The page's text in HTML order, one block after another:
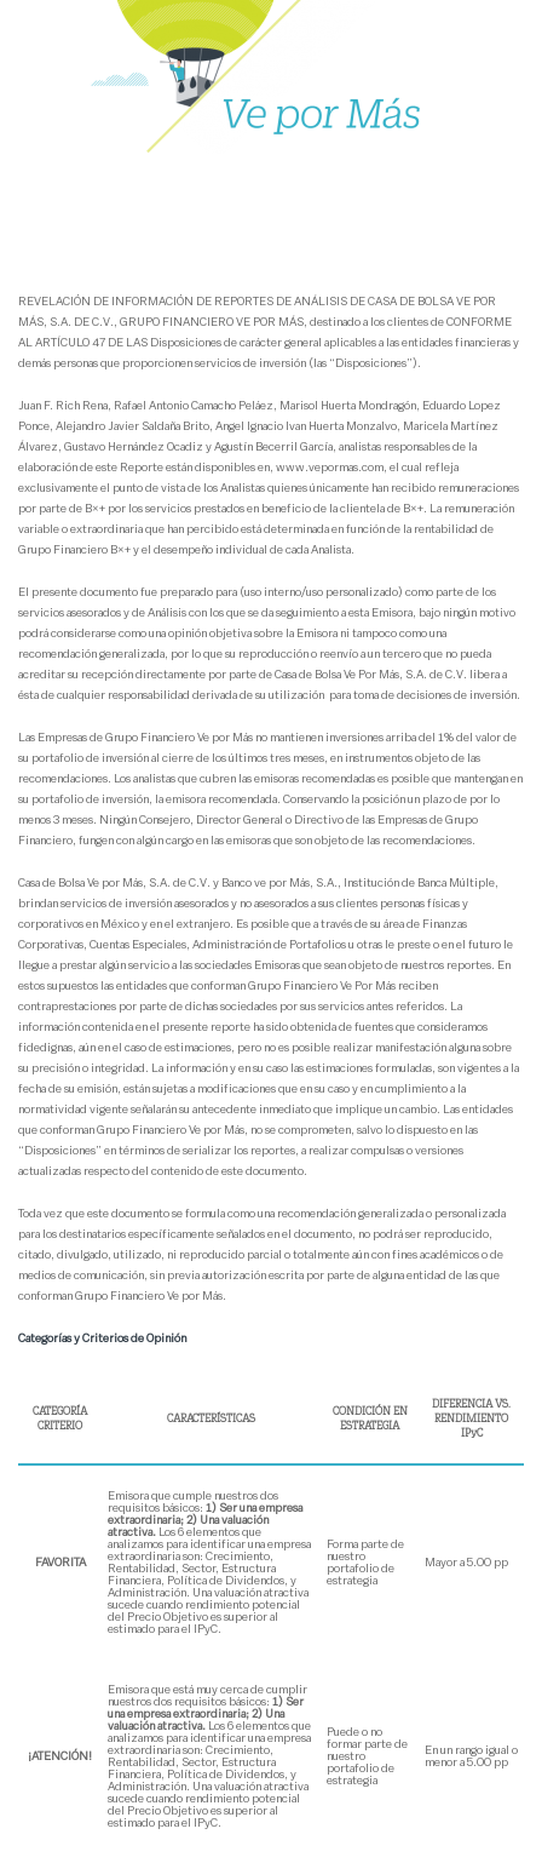
REVELACIÓN DE INFORMACIÓN DE REPORTES DE ANÁLISIS DE CASA DE BOLSA VE POR
MÁS, S.A. DE C.V., GRUPO FINANCIERO VE POR MÁS, destinado a los clientes de CONFORME
AL ARTÍCULO 47 DE LAS Disposiciones de carácter general aplicables a las entidades financieras y
demás personas que proporcionen servicios de inversión (las “Disposiciones”).
Juan F. Rich Rena, Rafael Antonio Camacho Peláez, Marisol Huerta Mondragón, Eduardo Lopez
Ponce, Alejandro Javier Saldaña Brito, Angel Ignacio Ivan Huerta Monzalvo, Maricela Martínez
Álvarez, Gustavo Hernández Ocadiz y Agustín Becerril García, analistas responsables de la
elaboración de este Reporte están disponibles en, www.vepormas.com, el cual refleja
exclusivamente el punto de vista de los Analistas quienes únicamente han recibido remuneraciones
por parte de B×+ por los servicios prestados en beneficio de la clientela de B×+. La remuneración
variable o extraordinaria que han percibido está determinada en función de la rentabilidad de
Grupo Financiero B×+ y el desempeño individual de cada Analista.
El presente documento fue preparado para (uso interno/uso personalizado) como parte de los
servicios asesorados y de Análisis con los que se da seguimiento a esta Emisora, bajo ningún motivo
podrá considerarse como una opinión objetiva sobre la Emisora ni tampoco como una
recomendación generalizada, por lo que su reproducción o reenvío a un tercero que no pueda
acreditar su recepción directamente por parte de Casa de Bolsa Ve Por Más, S.A. de C.V. libera a
ésta de cualquier responsabilidad derivada de su utilización para toma de decisiones de inversión.
Las Empresas de Grupo Financiero Ve por Más no mantienen inversiones arriba del 1% del valor de
su portafolio de inversión al cierre de los últimos tres meses, en instrumentos objeto de las
recomendaciones. Los analistas que cubren las emisoras recomendadas es posible que mantengan en
su portafolio de inversión, la emisora recomendada. Conservando la posición un plazo de por lo
menos 3 meses. Ningún Consejero, Director General o Directivo de las Empresas de Grupo
Financiero, fungen con algún cargo en las emisoras que son objeto de las recomendaciones.
Casa de Bolsa Ve por Más, S.A. de C.V. y Banco ve por Más, S.A., Institución de Banca Múltiple,
brindan servicios de inversión asesorados y no asesorados a sus clientes personas físicas y
corporativos en México y en el extranjero. Es posible que a través de su área de Finanzas
Corporativas, Cuentas Especiales, Administración de Portafolios u otras le preste o en el futuro le
llegue a prestar algún servicio a las sociedades Emisoras que sean objeto de nuestros reportes. En
estos supuestos las entidades que conforman Grupo Financiero Ve Por Más reciben
contraprestaciones por parte de dichas sociedades por sus servicios antes referidos. La
información contenida en el presente reporte ha sido obtenida de fuentes que consideramos
fidedignas, aún en el caso de estimaciones, pero no es posible realizar manifestación alguna sobre
su precisión o integridad. La información y en su caso las estimaciones formuladas, son vigentes a la
fecha de su emisión, están sujetas a modificaciones que en su caso y en cumplimiento a la
normatividad vigente señalarán su antecedente inmediato que implique un cambio. Las entidades
que conforman Grupo Financiero Ve por Más, no se comprometen, salvo lo dispuesto en las
“Disposiciones” en términos de serializar los reportes, a realizar compulsas o versiones
actualizadas respecto del contenido de este documento.
Toda vez que este documento se formula como una recomendación generalizada o personalizada
para los destinatarios específicamente señalados en el documento, no podrá ser reproducido,
citado, divulgado, utilizado, ni reproducido parcial o totalmente aún con fines académicos o de
medios de comunicación, sin previa autorización escrita por parte de alguna entidad de las que
conforman Grupo Financiero Ve por Más.
Categorías y Criterios de Opinión
CATEGORÍA
CRITERIO
CARACTERÍSTICAS
CONDICIÓN EN
ESTRATEGIA
DIFERENCIA VS.
RENDIMIENTO
IPyC
FAVORITA
Emisora que cumple nuestros dos
requisitos básicos: 1) Ser una empresa
extraordinaria; 2) Una valuación
atractiva. Los 6 elementos que
analizamos para identificar una empresa
extraordinaria son: Crecimiento,
Rentabilidad, Sector, Estructura
Financiera, Política de Dividendos, y
Administración. Una valuación atractiva
sucede cuando rendimiento potencial
del Precio Objetivo es superior al
estimado para el IPyC.
Forma parte de
nuestro
portafolio de
estrategia
Mayor a 5.00 pp
¡ATENCIÓN!
Emisora que está muy cerca de cumplir
nuestros dos requisitos básicos: 1) Ser
una empresa extraordinaria; 2) Una
valuación atractiva. Los 6 elementos que
analizamos para identificar una empresa
extraordinaria son: Crecimiento,
Rentabilidad, Sector, Estructura
Financiera, Política de Dividendos, y
Administración. Una valuación atractiva
sucede cuando rendimiento potencial
del Precio Objetivo es superior al
estimado para el IPyC.
Puede o no
formar parte de
nuestro
portafolio de
estrategia
En un rango igual o
menor a 5.00 pp